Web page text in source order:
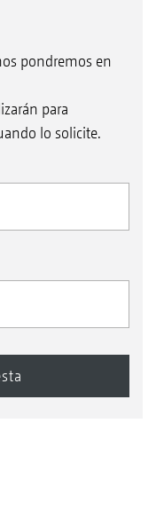
pondremos en
para
lo solicite.